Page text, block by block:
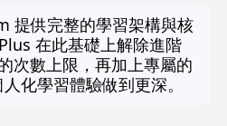
提供完整的學習架構與核
在此基礎上解除進階
次數上限，再加上專屬的
化學習體驗做到更深。